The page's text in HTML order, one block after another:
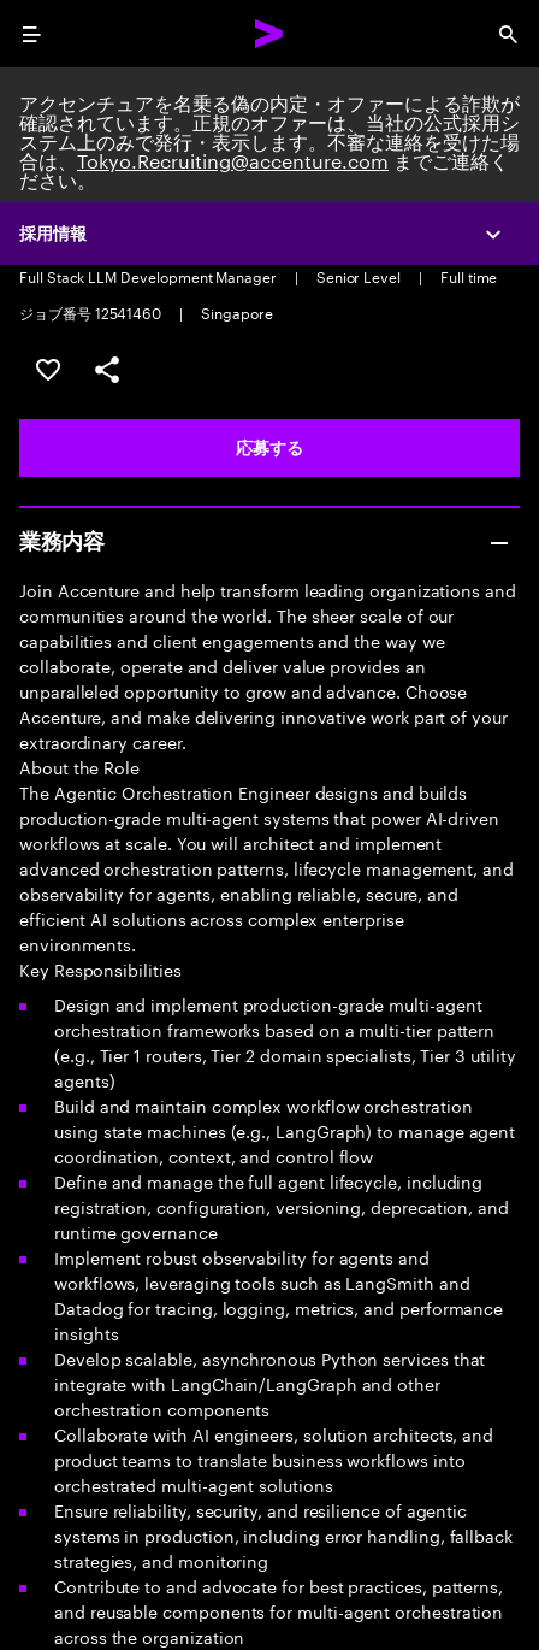
Menu
採用情報
アクセンチュアを名乗る偽の内定・オファーによる詐欺が
確認されています。正規のオファーは、当社の公式採用シ
ステム上のみで発行・表示します。不審な連絡を受けた場
合は、Tokyo.Recruiting@accenture.comまでご連絡く
ださい。
Agentic Orchestration
Engineer
Full Stack LLM Development Manager | Senior Level |
Full time
ジョブ番号 12541460
| Singapore
ポジションを保存する 【首都圏エリア】契約社員（給
シェア
応募する
業務内容
Join Accenture and help transform leading organizations and
communities around the world. The sheer scale of our
capabilities and client engagements and the way we
collaborate, operate and deliver value provides an
unparalleled opportunity to grow and advance. Choose
Accenture, and make delivering innovative work part of your
extraordinary career.
About the Role
The Agentic Orchestration Engineer designs and builds
production-grade multi-agent systems that power AI-driven
workflows at scale. You will architect and implement
advanced orchestration patterns, lifecycle management, and
observability for agents, enabling reliable, secure, and
efficient AI solutions across complex enterprise
environments.
Key Responsibilities
Design and implement production-grade multi-agent
orchestration frameworks based on a multi-tier pattern
(e.g., Tier 1 routers, Tier 2 domain specialists, Tier 3 utility
agents)
Build and maintain complex workflow orchestration
using state machines (e.g., LangGraph) to manage agent
coordination, context, and control flow
Define and manage the full agent lifecycle, including
registration, configuration, versioning, deprecation, and
runtime governance
Implement robust observability for agents and
workflows, leveraging tools such as LangSmith and
Datadog for tracing, logging, metrics, and performance
insights
Develop scalable, asynchronous Python services that
integrate with LangChain/LangGraph and other
orchestration components
Collaborate with AI engineers, solution architects, and
product teams to translate business workflows into
orchestrated multi-agent solutions
Ensure reliability, security, and resilience of agentic
systems in production, including error handling, fallback
strategies, and monitoring
Contribute to and advocate for best practices, patterns,
and reusable components for multi-agent orchestration
across the organization